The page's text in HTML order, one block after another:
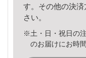
す。その他の決
さい。
※土・日・祝日の
のお届けにお時